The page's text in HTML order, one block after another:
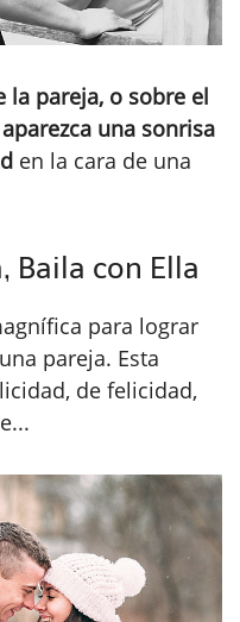
la pareja, o sobre el
una sonrisa
en la cara de una
Baila con Ella
para lograr
pareja. Esta
de felicidad,